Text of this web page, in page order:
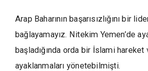
Arap Baharının başarısızlığını bir
bağlayamayız. Nitekim Yemen’de
başladığında orda bir İslami hareket
ayaklanmaları yönetebilmişti.